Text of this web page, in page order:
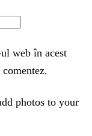
web în acest
photos to your